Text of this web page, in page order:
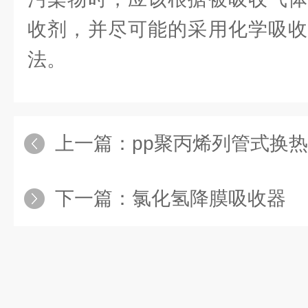
收剂，并尽可能的采用化学吸
法。
上一篇： pp聚丙烯列管式换
下一篇： 氯化氢降膜吸收器